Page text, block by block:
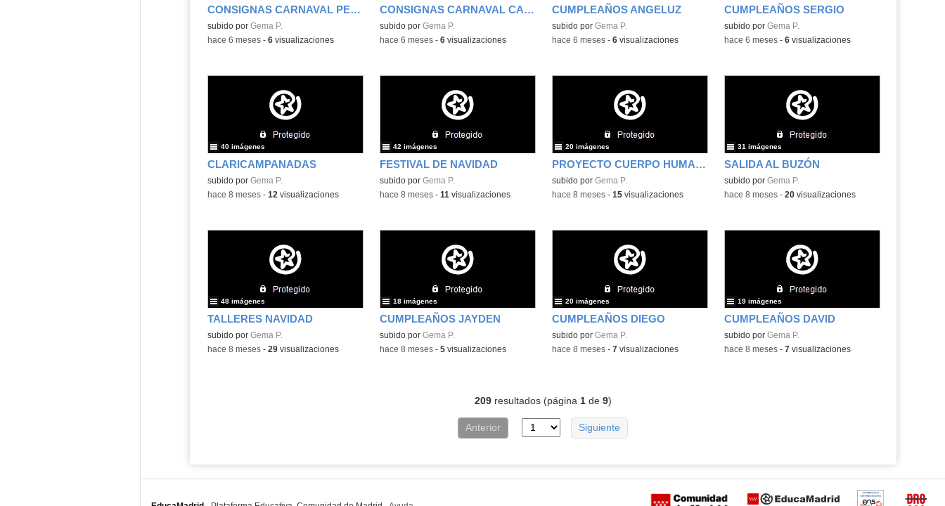
CONSIGNAS CARNAVAL PELOS LOCOS
subido por Gema P.
-hace 6 meses- 6visualizaciones
CONSIGNAS CARNAVAL CARA PINTADA
subido por Gema P.
-hace 6 meses- 6visualizaciones
CUMPLEAÑOS ANGELUZ
subido por Gema P.
-hace 6 meses- 6visualizaciones
CUMPLEAÑOS SERGIO
subido por Gema P.
-hace 6 meses- 6visualizaciones
CLARICAMPANADAS
subido por Gema P.
40 imágenes
-hace 8 meses- 12 visualizaciones
FESTIVAL DE NAVIDAD
subido por Gema P.
42 imágenes
-hace 8 meses- 11 visualizaciones
PROYECTO CUERPO HUMANO
subido por Gema P.
20 imágenes
-hace 8 meses- 15visualizaciones
SALIDA AL BUZÓN
subido por Gema P.
31 imágenes
-hace 8 meses- 20visualizaciones
TALLERES NAVIDAD
subido por Gema P.
48 imágenes
-hace 8 meses- 29visualizaciones
CUMPLEAÑOS JAYDEN
subido por Gema P.
18 imágenes
-hace 8 meses- 5visualizaciones
CUMPLEAÑOS DIEGO
subido por Gema P.
20 imágenes
-hace 8 meses- 7visualizaciones
CUMPLEAÑOS DAVID
subido por Gema P.
19 imágenes
-hace 8 meses- 7visualizaciones
209resultados (página 1de 9)
Anterior Siguiente